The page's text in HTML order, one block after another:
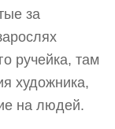
за
ручейка, там
художника,
на людей.